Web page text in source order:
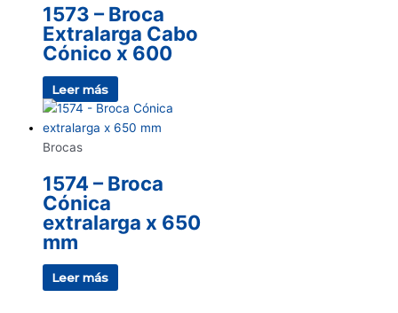
1573 – Broca
Extralarga Cabo
Cónico x 600
Leer más
Brocas
1574 – Broca
Cónica
extralarga x 650
mm
Leer más